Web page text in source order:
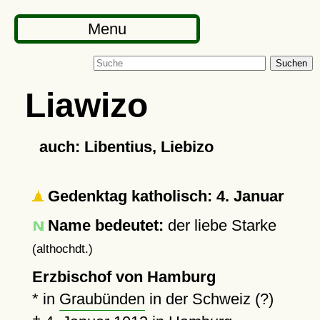
Menu
Suchen
Liawizo
auch: Libentius, Liebizo
Gedenktag katholisch: 4. Januar
Name bedeutet: der liebe Starke
(althochdt.)
Erzbischof von Hamburg
* in Graubünden in der Schweiz (?)